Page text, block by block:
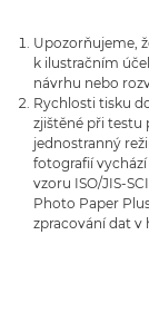
dialogové
okno.
Upozorňujeme,
k ilustračním
návrhu nebo
Rychlosti tisku
zjištěné při testu
jednostranný
fotografií
vzoru ISO/JIS-
Photo Paper
zpracování dat v